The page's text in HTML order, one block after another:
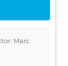
Marc